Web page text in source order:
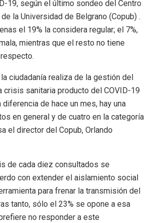
19, según el último sondeo del Centro
la Universidad de Belgrano (Copub) .
el 19% la considera regular; el 7%,
mientras que el resto no tiene
ciudadanía realiza de la gestión del
crisis sanitaria producto del COVID-19
de hace un mes, hay una
en general y de cuatro en la categoría
el director del Copub, Orlando
de cada diez consultados se
con extender el aislamiento social
para frenar la transmisión del
tanto, sólo el 23% se opone a esa
no responder a este